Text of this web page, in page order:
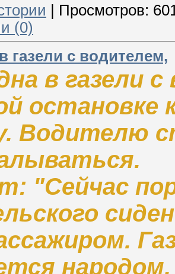
Просмотров:
(0)
газели с водителем,
в газели
остановке
Водителю
"Сейчас